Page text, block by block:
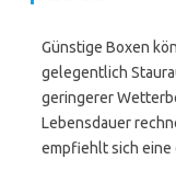
Günstige Boxen
gelegentlich
geringerer
Lebensdauer
empfiehlt sich eine